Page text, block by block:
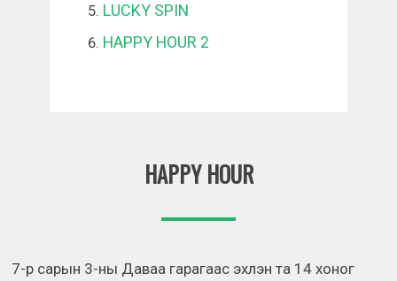
LUCKY SPIN
HAPPY HOUR 2
HAPPY HOUR
7-р сарын 3-ны Даваа гарагаас эхлэн та 14 хоног